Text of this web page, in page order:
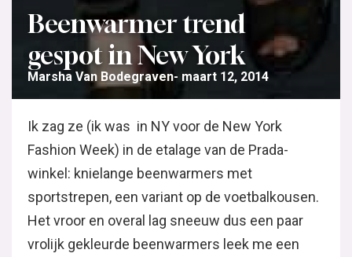
Beenwarmer trend
gespot in New York
Marsha Van Bodegraven maart 12, 2014
Ik zag ze (ik was in NY voor de New York
Fashion Week) in de etalage van de Prada-
winkel: knielange beenwarmers met
sportstrepen, een variant op de voetbalkousen.
Het vroor en overal lag sneeuw dus een paar
vrolijk gekleurde beenwarmers leek me een